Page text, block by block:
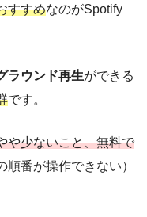
すすめなのがSpotify
ラウンド再生ができる
です。
や少ないこと、無料で
順番が操作できない）